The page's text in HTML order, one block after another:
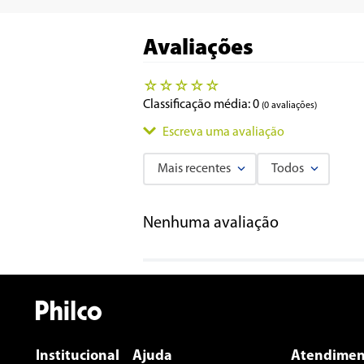
Avaliações
☆ ☆ ☆ ☆ ☆
Classificação média: 0 (0 avaliações)
Escreva uma avaliação
Título
Mais recentes Todos
Nenhuma avaliação
Institucional Ajuda